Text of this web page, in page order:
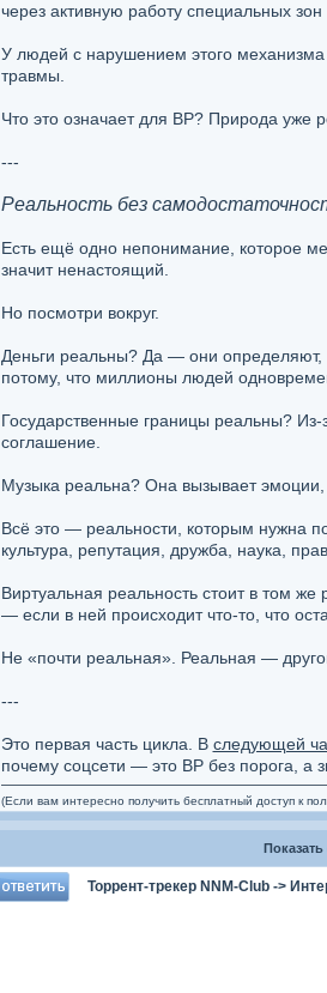
через активную работу специальных
У людей с нарушением этого
травмы.
Что это означает для ВР? Природа уже
---
Реальность без
Есть ещё одно непонимание, которое
значит ненастоящий.
Но посмотри вокруг.
Деньги реальны? Да — они определяют,
потому, что миллионы людей
Государственные границы реальны?
соглашение.
Музыка реальна? Она вызывает эмоции,
Всё это — реальности, которым нужна
культура, репутация, дружба, наука,
Виртуальная реальность стоит в том
— если в ней происходит что-то, что
Не «почти реальная». Реальная —
---
Это первая часть цикла. В следующей
почему соцсети — это ВР без порога, а
(Если вам интересно получить бесплатный доступ к
Торрент-трекер NNM-Club->